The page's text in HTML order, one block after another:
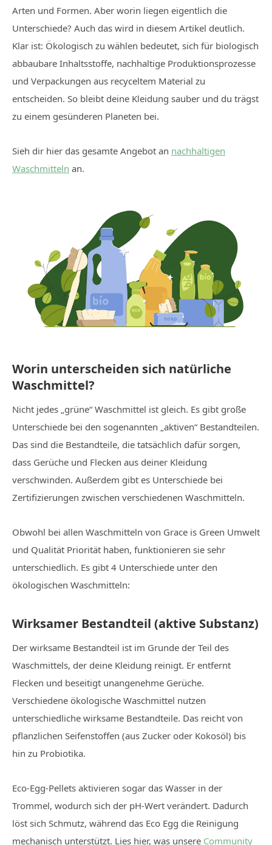
Arten und Formen. Aber worin liegen eigentlich die
Unterschiede? Auch das wird in diesem Artikel deutlich.
Klar ist: Ökologisch zu wählen bedeutet, sich für biologisch
abbaubare Inhaltsstoffe, nachhaltige Produktionsprozesse
und Verpackungen aus recyceltem Material zu
entscheiden. So bleibt deine Kleidung sauber und du trägst
zu einem gesünderen Planeten bei.
Sieh dir hier das gesamte Angebot an nachhaltigen
Waschmitteln an.
Worin unterscheiden sich natürliche
Waschmittel?
Nicht jedes „grüne“ Waschmittel ist gleich. Es gibt große
Unterschiede bei den sogenannten „aktiven“ Bestandteilen.
Das sind die Bestandteile, die tatsächlich dafür sorgen,
dass Gerüche und Flecken aus deiner Kleidung
verschwinden. Außerdem gibt es Unterschiede bei
Zertifizierungen zwischen verschiedenen Waschmitteln.
Obwohl bei allen Waschmitteln von Grace is Green Umwelt
und Qualität Priorität haben, funktionieren sie sehr
unterschiedlich. Es gibt 4 Unterschiede unter den
ökologischen Waschmitteln:
Wirksamer Bestandteil (aktive Substanz)
Der wirksame Bestandteil ist im Grunde der Teil des
Waschmittels, der deine Kleidung reinigt. Er entfernt
Flecken und beseitigt unangenehme Gerüche.
Verschiedene ökologische Waschmittel nutzen
unterschiedliche wirksame Bestandteile. Das reicht von
pflanzlichen Seifenstoffen (aus Zucker oder Kokosöl) bis
hin zu Probiotika.
Eco-Egg-Pellets aktivieren sogar das Wasser in der
Trommel, wodurch sich der pH-Wert verändert. Dadurch
löst sich Schmutz, während das Eco Egg die Reinigung
mechanisch unterstützt. Lies hier, was unsere Community